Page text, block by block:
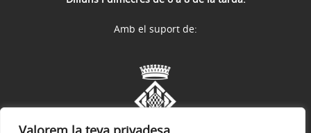
Amb el suport de: